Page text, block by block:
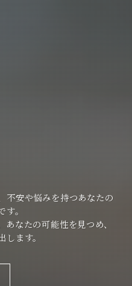
不安や悩みを持つあなたの
す。
あなたの可能性を見つめ、
します。